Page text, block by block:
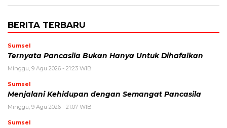
BERITA TERBARU
Sumsel
Ternyata Pancasila Bukan Hanya Untuk Dihafalkan
Minggu, 9 Agu 2026 - 21:23 WIB
Sumsel
Menjalani Kehidupan dengan Semangat Pancasila
Minggu, 9 Agu 2026 - 21:07 WIB
Sumsel